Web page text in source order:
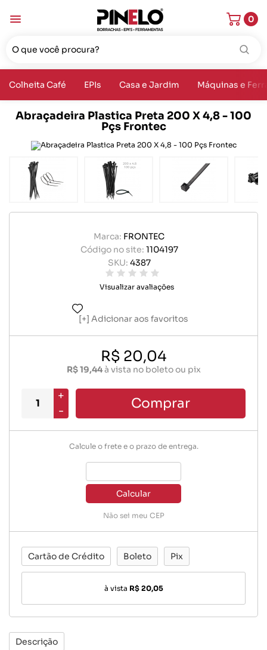
0
Colheita Café EPIs Casa e Jardim Máquinas e
Abraçadeira Plastica Preta 200 X 4,8 - 100
Pçs Frontec
Marca: FRONTEC
Código no site: 1104197
SKU: 4387
Visualizar avaliações
Adicionar aos favoritos
R$ 20,04
R$ 19,44à vista no boleto ou pix
+
-
Comprar
Calcule o frete e o prazo de entrega.
Calcular
Não sei meu CEP
Cartão de Crédito Boleto Pix
à vista R$ 20,05
Descrição